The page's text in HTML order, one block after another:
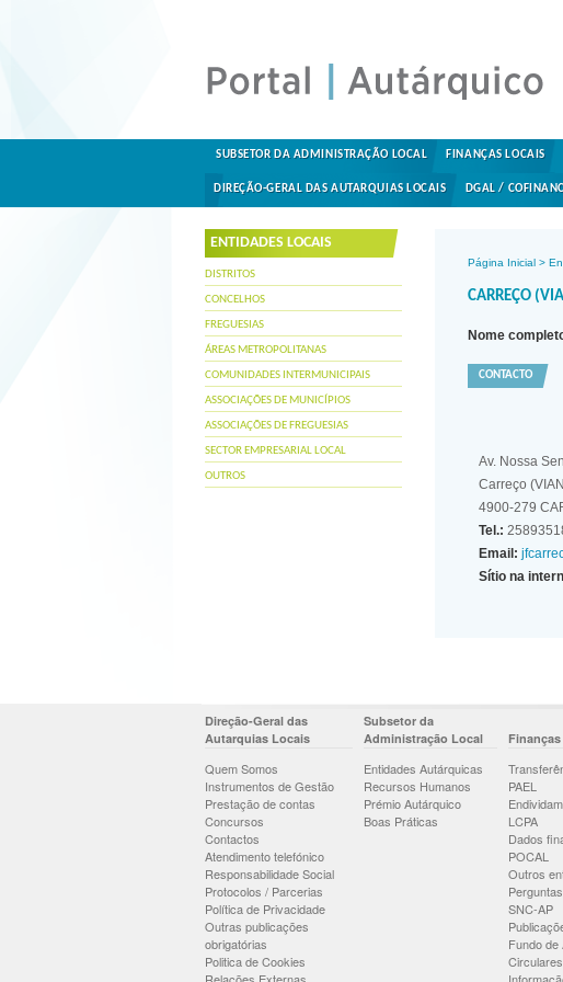
SUBSETOR DA ADMINISTRAÇÃO LOCAL FINANÇAS LOCAIS
DIREÇÃO-GERAL DAS AUTARQUIAS LOCAIS DGAL /
ENTIDADES LOCAIS
DISTRITOS
CONCELHOS
FREGUESIAS
ÁREAS METROPOLITANAS
COMUNIDADES INTERMUNICIPAIS
ASSOCIAÇÕES DE MUNICÍPIOS
ASSOCIAÇÕES DE FREGUESIAS
SECTOR EMPRESARIAL LOCAL
OUTROS
Página Inicial >
CARREÇO
Nome
CONTACTO
Av. Nossa
Carreço
4900-279
Tel.:
Email:
Sítio na
Direção-Geral das
Autarquias Locais
Quem Somos
Instrumentos de Gestão
Prestação de contas
Concursos
Contactos
Atendimento telefónico
Responsabilidade Social
Protocolos / Parcerias
Política de Privacidade
Outras publicações
obrigatórias
Politica de Cookies
Subsetor da
Administração Local
Entidades Autárquicas
Recursos Humanos
Prémio Autárquico
Boas Práticas
PAEL
LCPA
Dados
POCAL
Outros
SNC-AP
Fundo de